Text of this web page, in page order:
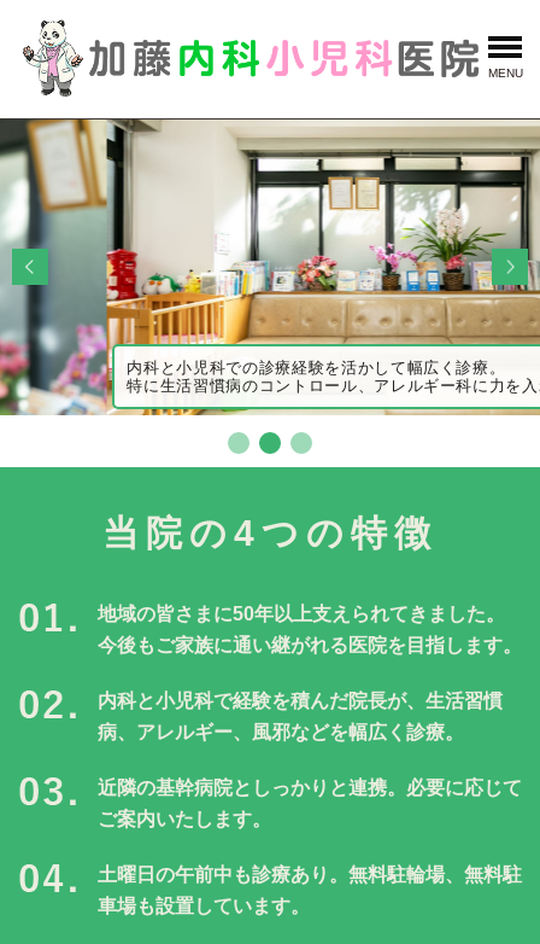
MENU
内科と小児科での診療経験を活かして幅広く診療。
特に生活習慣病のコントロール、アレルギー科に力を入れています
当院の4つの特徴
地域の皆さまに50年以上支えられてきました。
今後もご家族に通い継がれる医院を目指します。
内科と小児科で経験を積んだ院長が、生活習慣
病、アレルギー、風邪などを幅広く診療。
近隣の基幹病院としっかりと連携。必要に応じて
ご案内いたします。
土曜日の午前中も診療あり。無料駐輪場、無料駐
車場も設置しています。